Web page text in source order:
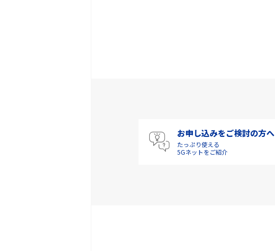
お申し込みをご検討の方へ
たっぷり使える
5Gネットをご紹介